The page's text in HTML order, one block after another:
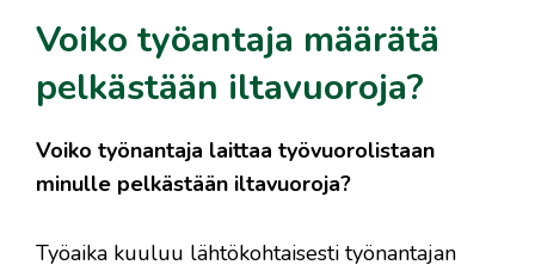
Voiko työantaja määrätä
pelkästään iltavuoroja?
Voiko työnantaja laittaa työvuorolistaan
minulle pelkästään iltavuoroja?
Työaika kuuluu lähtökohtaisesti työnantajan